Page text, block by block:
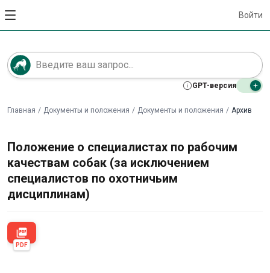
Войти
GPT-версия
Главная / Документы и положения / Документы и положения / Архив
Положение о специалистах по рабочим
качествам собак (за исключением
специалистов по охотничьим
дисциплинам)
picture_as_pdf
PDF